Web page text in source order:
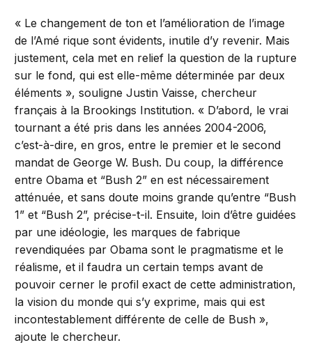
« Le changement de ton et l’amélioration de l’image
de l’Amé rique sont évidents, inutile d’y revenir. Mais
justement, cela met en relief la question de la rupture
sur le fond, qui est elle-même déterminée par deux
éléments », souligne Justin Vaisse, chercheur
français à la Brookings Institution. « D’abord, le vrai
tournant a été pris dans les années 2004-2006,
c’est-à-dire, en gros, entre le premier et le second
mandat de George W. Bush. Du coup, la différence
entre Obama et “Bush 2” en est nécessairement
atténuée, et sans doute moins grande qu’entre “Bush
1” et “Bush 2”, précise-t-il. Ensuite, loin d’être guidées
par une idéologie, les marques de fabrique
revendiquées par Obama sont le pragmatisme et le
réalisme, et il faudra un certain temps avant de
pouvoir cerner le profil exact de cette administration,
la vision du monde qui s’y exprime, mais qui est
incontestablement différente de celle de Bush »,
ajoute le chercheur.